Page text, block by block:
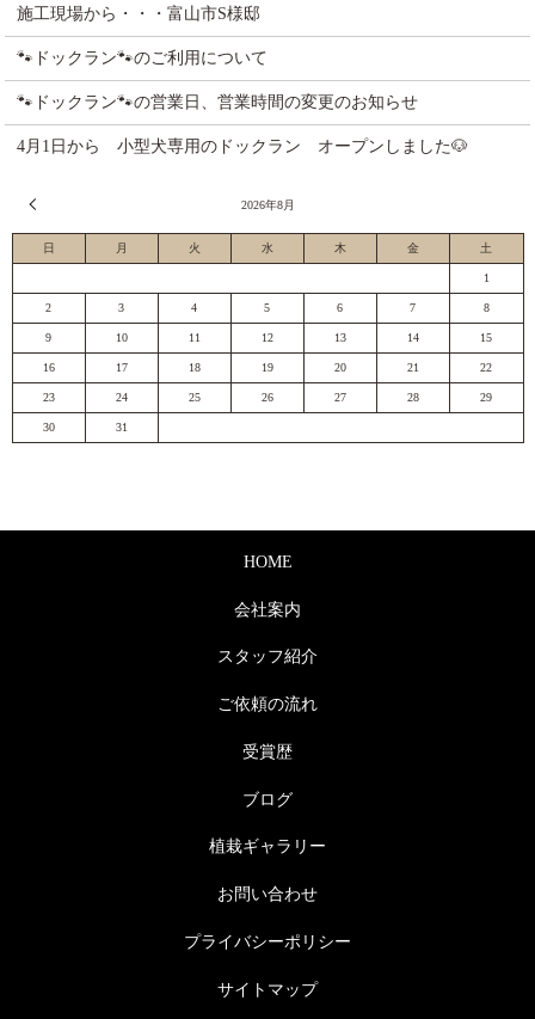
施工現場から・・・富山市S様邸
🐾ドックラン🐾のご利用について
🐾ドックラン🐾の営業日、営業時間の変更のお知らせ
4月1日から 小型犬専用のドックラン オープンしました🐶
2026年8月
日 月 火 水 木 金 土
1
2 3 4 5 6 7 8
9 10 11 12 13 14 15
16 17 18 19 20 21 22
23 24 25 26 27 28 29
30 31
HOME
会社案内
スタッフ紹介
ご依頼の流れ
受賞歴
ブログ
植栽ギャラリー
お問い合わせ
プライバシーポリシー
サイトマップ